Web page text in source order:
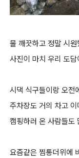
물 깨끗하고 정말 시
사진이 마치 우리 도
시댁 식구들이랑 오전
주차장도 거의 차고
캠핑하러 온 사람들도
요즘같은 찜통더위에